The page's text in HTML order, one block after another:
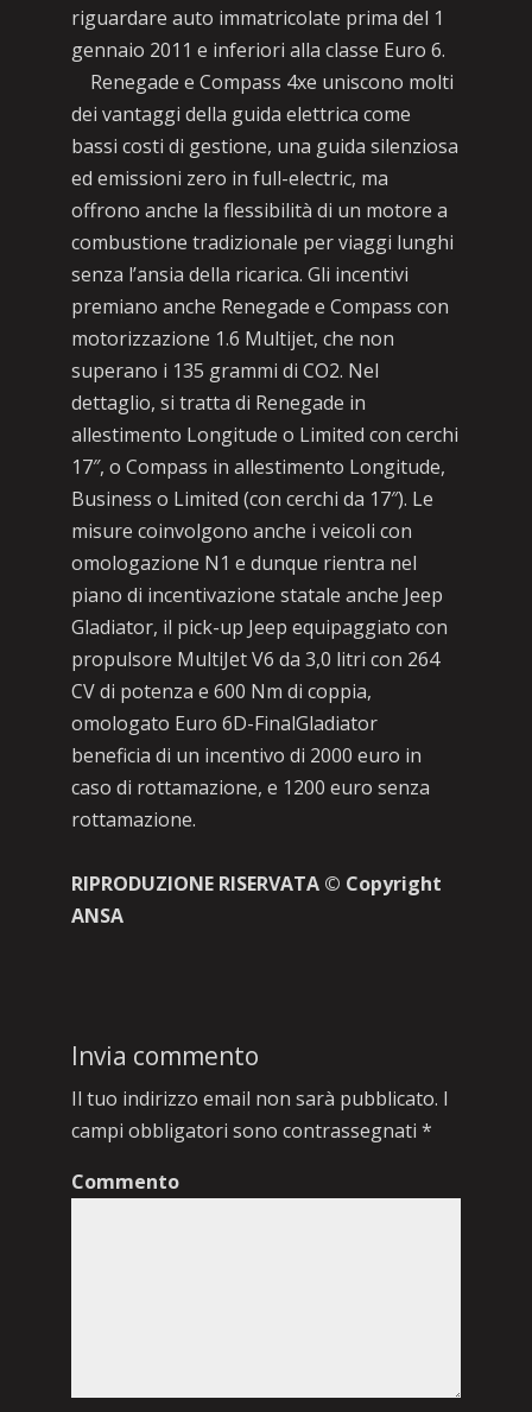
riguardare auto immatricolate prima del 1
gennaio 2011 e inferiori alla classe Euro 6.
Renegade e Compass 4xe uniscono molti
dei vantaggi della guida elettrica come
bassi costi di gestione, una guida silenziosa
ed emissioni zero in full-electric, ma
offrono anche la flessibilità di un motore a
combustione tradizionale per viaggi lunghi
senza l’ansia della ricarica. Gli incentivi
premiano anche Renegade e Compass con
motorizzazione 1.6 Multijet, che non
superano i 135 grammi di CO2. Nel
dettaglio, si tratta di Renegade in
allestimento Longitude o Limited con cerchi
17″, o Compass in allestimento Longitude,
Business o Limited (con cerchi da 17″). Le
misure coinvolgono anche i veicoli con
omologazione N1 e dunque rientra nel
piano di incentivazione statale anche Jeep
Gladiator, il pick-up Jeep equipaggiato con
propulsore MultiJet V6 da 3,0 litri con 264
CV di potenza e 600 Nm di coppia,
omologato Euro 6D-FinalGladiator
beneficia di un incentivo di 2000 euro in
caso di rottamazione, e 1200 euro senza
rottamazione.
RIPRODUZIONE RISERVATA © Copyright
ANSA
Invia commento
Il tuo indirizzo email non sarà pubblicato. I
campi obbligatori sono contrassegnati *
Commento